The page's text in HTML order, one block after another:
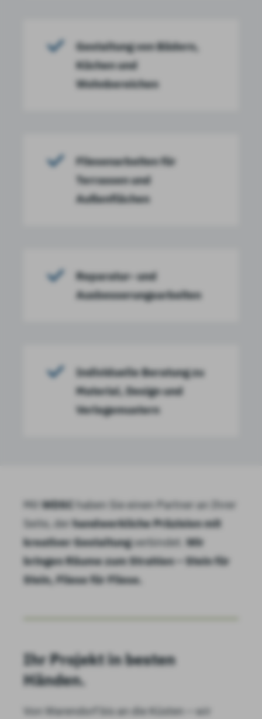
Gestaltung von Bädern,
Küchen und
Wohnbereichen
Fliesenarbeiten für
Terrassen und
Außenflächen
Reparatur- und
Ausbesserungsarbeiten
Individuelle Beratung zu
Material, Design und
Verlegemustern
MitWDSC haben Sie einen Partner an Ihrer
Seite, derhandwerkliche Präzision mit
kreativer Gestaltungverbindet. Wir
bringen Räume zum Strahlen – Stein für
Stein, Fliese für Fliese.
Ihr Projekt in besten
Händen.
Von Warendorf bis an die Küsten – wir